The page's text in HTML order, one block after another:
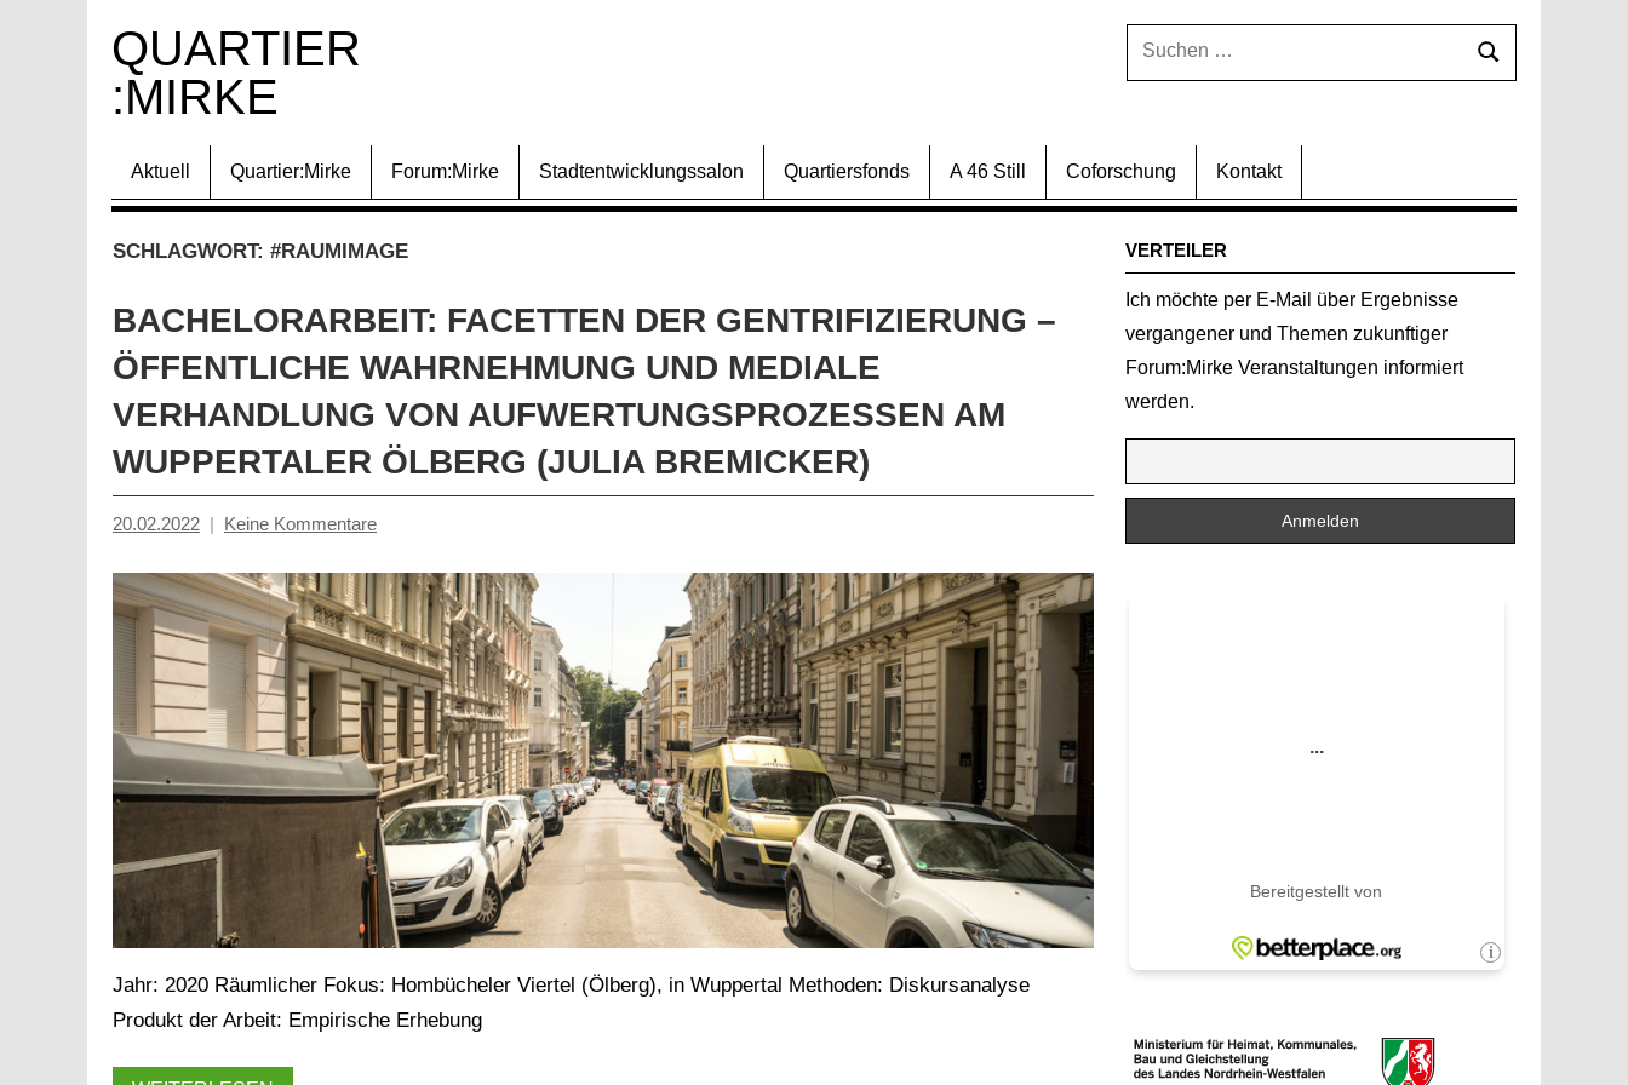
Inhalt
springen
QUARTIER
:MIRKE
Suchen
Suchen
Aktuell Quartier:Mirke Forum:Mirke Stadtentwicklungssalon Quartiersfonds A 46 Still Coforschung Kontakt
SCHLAGWORT: #RAUMIMAGE
BACHELORARBEIT: FACETTEN DER GENTRIFIZIERUNG –
ÖFFENTLICHE WAHRNEHMUNG UND MEDIALE
VERHANDLUNG VON AUFWERTUNGSPROZESSEN AM
WUPPERTALER ÖLBERG (JULIA BREMICKER)
20.02.2022
Mosche
Keine Kommentare
Jahr: 2020 Räumlicher Fokus: Hombücheler Viertel (Ölberg), in Wuppertal Methoden: Diskursanalyse
Produkt der Arbeit: Empirische Erhebung
VERTEILER
Ich möchte per E-Mail über Ergebnisse
vergangener und Themen zukunftiger
Forum:Mirke Veranstaltungen informiert
werden.